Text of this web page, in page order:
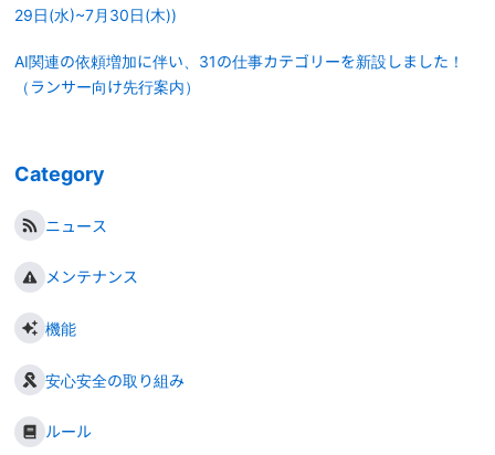
29日(水)~7月30日(木))
AI関連の依頼増加に伴い、31の仕事カテゴリーを新設しました！
（ランサー向け先行案内）
Category
ニュース
メンテナンス
機能
安心安全の取り組み
ルール